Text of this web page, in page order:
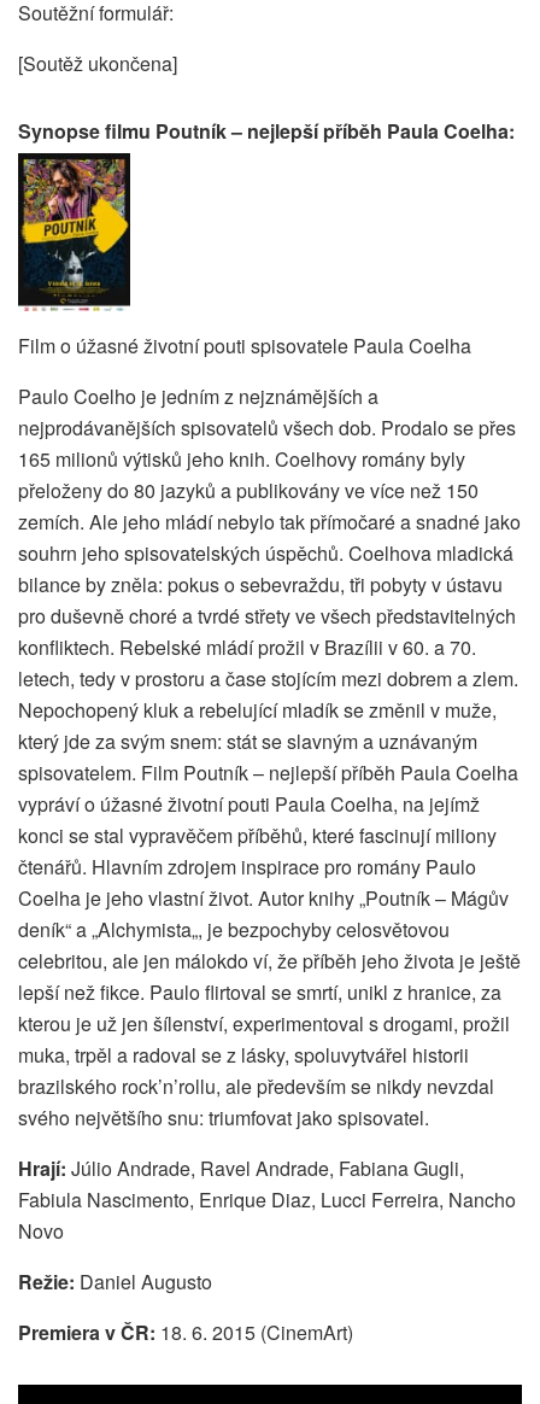
Soutěžní formulář:
[Soutěž ukončena]
Synopse filmu Poutník – nejlepší příběh Paula Coelha:
Film o úžasné životní pouti spisovatele Paula Coelha
Paulo Coelho je jedním z nejznámějších a
nejprodávanějších spisovatelů všech dob. Prodalo se přes
165 milionů výtisků jeho knih. Coelhovy romány byly
přeloženy do 80 jazyků a publikovány ve více než 150
zemích. Ale jeho mládí nebylo tak přímočaré a snadné jako
souhrn jeho spisovatelských úspěchů. Coelhova mladická
bilance by zněla: pokus o sebevraždu, tři pobyty v ústavu
pro duševně choré a tvrdé střety ve všech představitelných
konfliktech. Rebelské mládí prožil v Brazílii v 60. a 70.
letech, tedy v prostoru a čase stojícím mezi dobrem a zlem.
Nepochopený kluk a rebelující mladík se změnil v muže,
který jde za svým snem: stát se slavným a uznávaným
spisovatelem. Film Poutník – nejlepší příběh Paula Coelha
vypráví o úžasné životní pouti Paula Coelha, na jejímž
konci se stal vypravěčem příběhů, které fascinují miliony
čtenářů. Hlavním zdrojem inspirace pro romány Paulo
Coelha je jeho vlastní život. Autor knihy „Poutník – Mágův
deník“ a „Alchymista„, je bezpochyby celosvětovou
celebritou, ale jen málokdo ví, že příběh jeho života je ještě
lepší než fikce. Paulo flirtoval se smrtí, unikl z hranice, za
kterou je už jen šílenství, experimentoval s drogami, prožil
muka, trpěl a radoval se z lásky, spoluvytvářel historii
brazilského rock’n’rollu, ale především se nikdy nevzdal
svého největšího snu: triumfovat jako spisovatel.
Hrají: Júlio Andrade, Ravel Andrade, Fabiana Gugli,
Fabiula Nascimento, Enrique Diaz, Lucci Ferreira, Nancho
Novo
Režie: Daniel Augusto
Premiera v ČR: 18. 6. 2015 (CinemArt)